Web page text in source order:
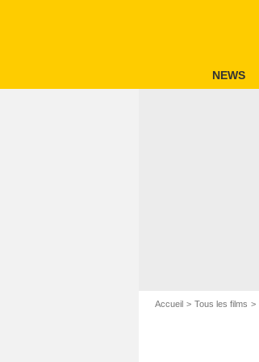
NEWS
Accueil Tous les films